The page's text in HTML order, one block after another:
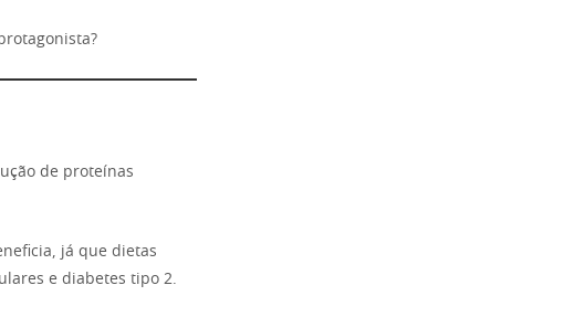
de proteínas
já que dietas
e diabetes tipo 2.